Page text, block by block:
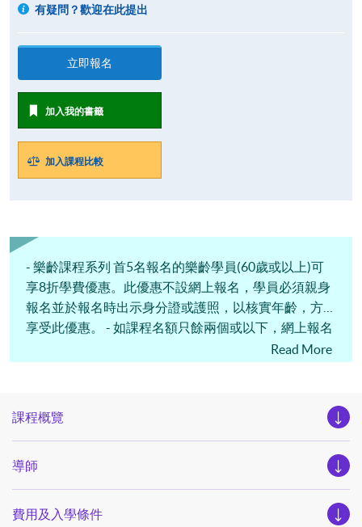
有疑問？歡迎在此提出
立即報名
加入我的書籤
加入課程比較
- 樂齡課程系列 首5名報名的樂齡學員(60歲或以上)可
享8折學費優惠。此優惠不設網上報名，學員必須親身
報名並於報名時出示身分證或護照，以核實年齡，方可
享受此優惠。 - 如課程名額只餘兩個或以下，網上報名
系統將不再接受申請，螢幕會顯示 “班別已經滿額” 的
Read More
課程概覽
導師
費用及入學條件